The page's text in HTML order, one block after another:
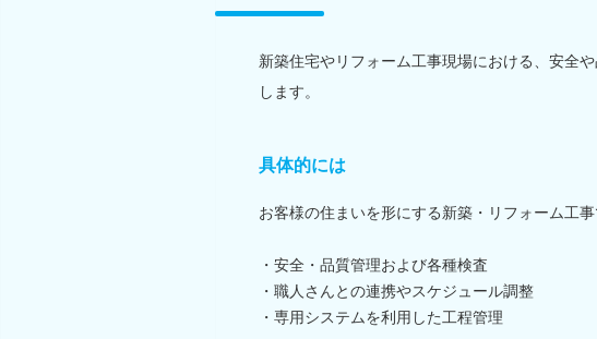
新築住宅やリフォーム工事現場における、安全
します。
具体的には
お客様の住まいを形にする新築・リフォーム工
・安全・品質管理および各種検査
・職人さんとの連携やスケジュール調整
・専用システムを利用した工程管理